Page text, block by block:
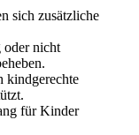
sich zusätzliche
nicht
kindgerechte
für Kinder